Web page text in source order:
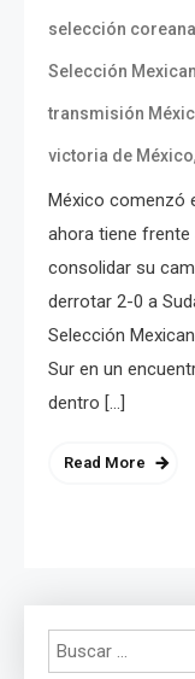
selección coreana
Selección
transmisión
victoria de México,
México comenzó
ahora tiene
consolidar su
derrotar 2-0 a
Selección
Sur en un
dentro […]
Read More